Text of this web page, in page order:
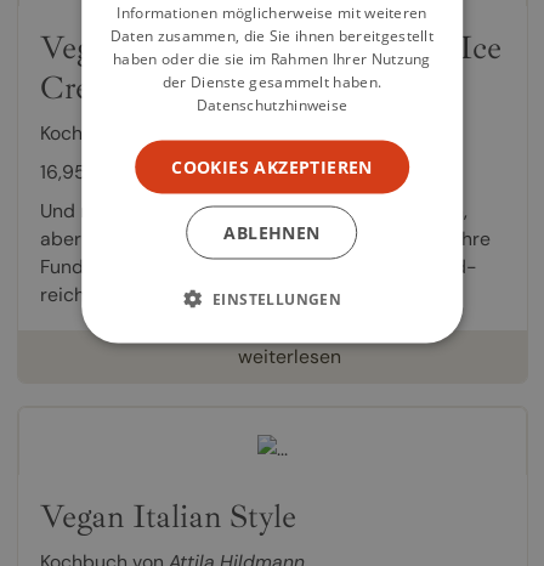
Vegan Smoothies, Shakes, and Ice
Cream
Kochbuch von
16,95 €
Und mixen ... und fertig! Sie wollen gesund leben,
aber nicht kochen? Dann ist dieses Buch ein wahre
Fundgrube extra schneller, gesunder, Superfood-
reicher Drinks und Eissorten. Mit wenigen...
weiterlesen
Vegan Italian Style
Informationen möglicherweise mit weiteren
Daten zusammen, die Sie ihnen bereitgestellt
haben oder die sie im Rahmen Ihrer Nutzung
der Dienste gesammelt haben.
Datenschutzhinweise
COOKIES AKZEPTIEREN
ABLEHNEN
EINSTELLUNGEN